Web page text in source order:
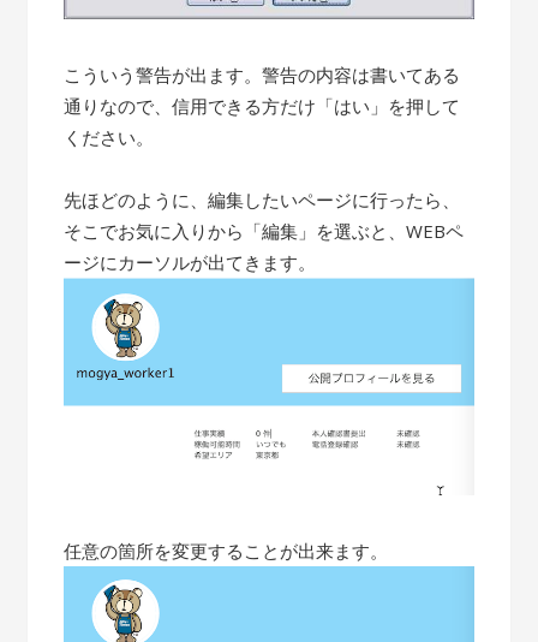
こういう警告が出ます。警告の内容は書いてある
通りなので、信用できる方だけ「はい」を押して
ください。
先ほどのように、編集したいページに行ったら、
そこでお気に入りから「編集」を選ぶと、WEBペ
ージにカーソルが出てきます。
任意の箇所を変更することが出来ます。